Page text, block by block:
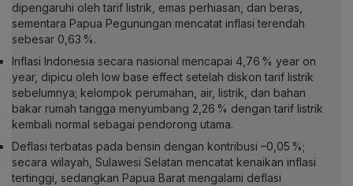
dipengaruhi oleh tarif listrik, emas perhiasan, dan beras,
sementara Papua Pegunungan mencatat inflasi terendah
sebesar 0,63 %.
Inflasi Indonesia secara nasional mencapai 4,76 % year on
year, dipicu oleh low base effect setelah diskon tarif listrik
sebelumnya; kelompok perumahan, air, listrik, dan bahan
bakar rumah tangga menyumbang 2,26 % dengan tarif listrik
kembali normal sebagai pendorong utama.
Deflasi terbatas pada bensin dengan kontribusi –0,05 %;
secara wilayah, Sulawesi Selatan mencatat kenaikan inflasi
tertinggi, sedangkan Papua Barat mengalami deflasi